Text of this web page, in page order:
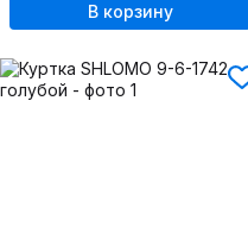
В корзину